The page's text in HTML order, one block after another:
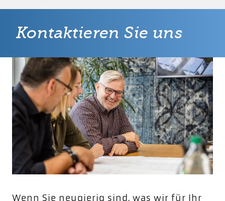
Kontaktieren Sie uns
Wenn Sie neugierig sind, was wir für Ihr